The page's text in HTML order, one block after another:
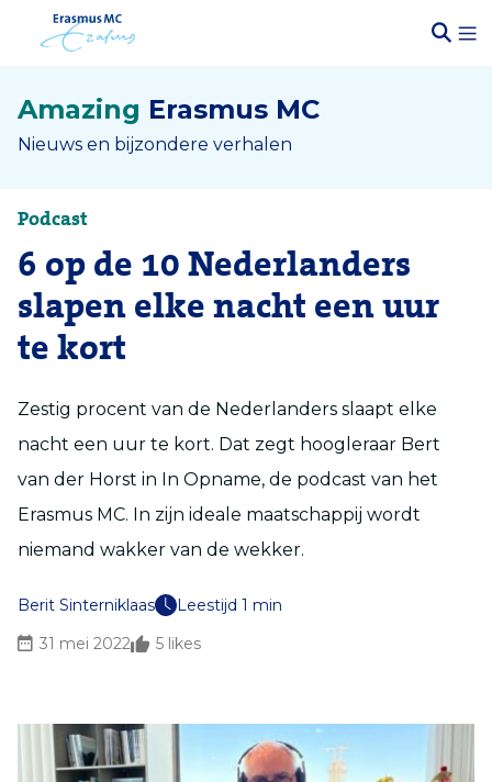
Amazing Erasmus MC
Nieuws en bijzondere verhalen
Podcast
6 op de 10 Nederlanders
slapen elke nacht een uur
te kort
Zestig procent van de Nederlanders slaapt elke
nacht een uur te kort. Dat zegt hoogleraar Bert
van der Horst in In Opname, de podcast van het
Erasmus MC. In zijn ideale maatschappij wordt
niemand wakker van de wekker.
Berit Sinterniklaas
Leestijd 1 min
31 mei 2022
5 likes